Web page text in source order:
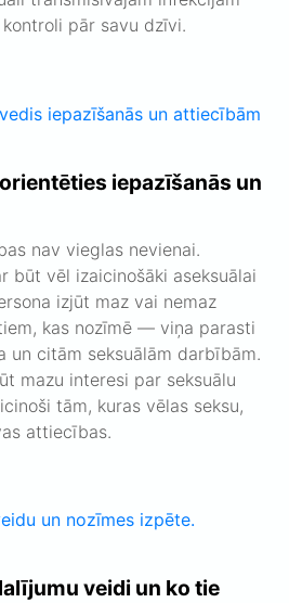
pār savu dzīvi.
iepazīšanās un
nav vieglas nevienai.
būt vēl izaicinošāki aseksuālai
izjūt maz vai nemaz
kas nozīmē — viņa parasti
un citām seksuālām darbībām.
mazu interesi par seksuālu
tām, kuras vēlas seksu,
attiecības.
veidi un ko tie